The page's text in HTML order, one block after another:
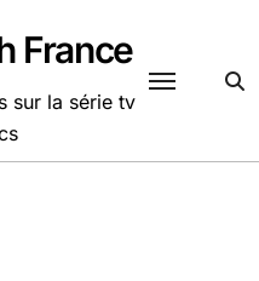
France
sur la série tv